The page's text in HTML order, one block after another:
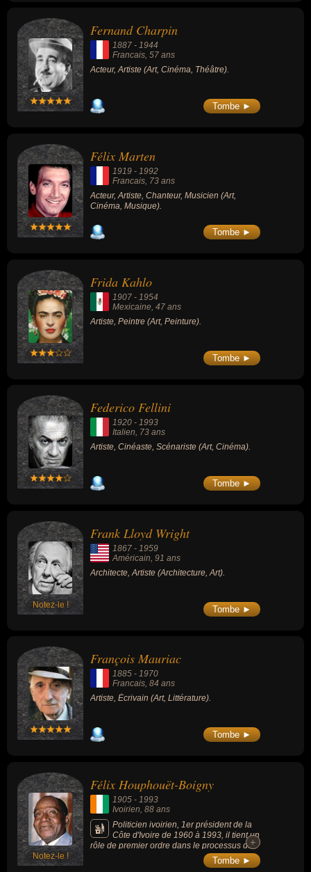
Demoiselles de Rochefort » (1967, musical,
de Jacques Demy, avec Catherine
Deneuve).
Fernand Charpin
1887 - 1944
Francais, 57 ans
Acteur, Artiste (Art, Cinéma, Théâtre).
Tombe ►
Félix Marten
1919 - 1992
Francais, 73 ans
Acteur, Artiste, Chanteur, Musicien (Art,
Cinéma, Musique).
Tombe ►
Frida Kahlo
1907 - 1954
Mexicaine , 47 ans
Artiste, Peintre (Art, Peinture).
Tombe ►
Federico Fellini
1920 - 1993
Italien, 73 ans
Artiste, Cinéaste, Scénariste (Art, Cinéma).
Tombe ►
Notez-le !
Frank Lloyd Wright
1867 - 1959
Américain , 91 ans
Architecte, Artiste (Architecture, Art).
Tombe ►
François Mauriac
1885 - 1970
Francais, 84 ans
Artiste, Écrivain (Art, Littérature).
Tombe ►
Notez-le !
Félix Houphouët-Boigny
1905 - 1993
Ivoirien , 88 ans
Politicien ivoirien, 1er président de la
Côte d'Ivoire de 1960 à 1993, il tient un
rôle de premier ordre dans le processus de
décolonisation de l'Afrique, et domine
jusqu'à la fin de sa vie, la scène politique de
+
+
Tombe ►